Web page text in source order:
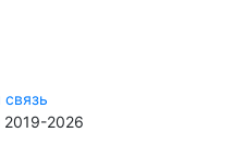
2019-2026